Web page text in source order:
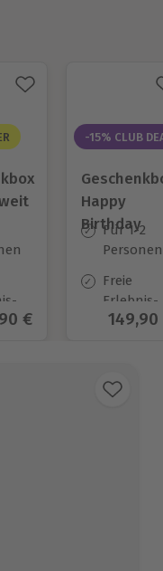
Preis
€
-15% CLUB
Happy
Birthday
Für 1-2
Personen
Freie
Erlebnis-
Auswahl
149,90